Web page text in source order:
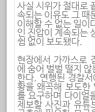
사실 시위가 절대로
속되는 이유도 그 때
이해할 수 없는 일이
인 진압이 계속되는
쉼 없이 보도됐다.
현장에서 가까스로
에 숨어 벌벌 떨지
한다. 연행된 경찰
황을 왜곡해 보도한
를 요구하며 다이얼
제보할 사진과 유튜